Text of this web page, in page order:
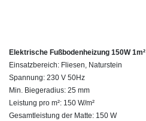
Elektrische Fußbodenheizung 150W 1m²
Einsatzbereich: Fliesen, Naturstein
Spannung: 230 V 50Hz
Min. Biegeradius: 25 mm
Leistung pro m²: 150 W/m²
Gesamtleistung der Matte: 150 W